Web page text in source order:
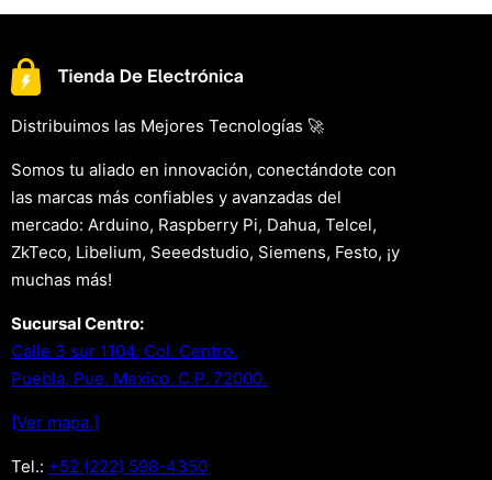
Distribuimos las Mejores Tecnologías 🚀
Somos tu aliado en innovación, conectándote con
las marcas más confiables y avanzadas del
mercado: Arduino, Raspberry Pi, Dahua, Telcel,
ZkTeco, Libelium, Seeedstudio, Siemens, Festo, ¡y
muchas más!
Sucursal Centro:
Calle 3 sur 1104, Col. Centro.
Puebla, Pue. Mexico. C.P. 72000.
[Ver mapa.]
Tel.: +52 (222) 598-4350